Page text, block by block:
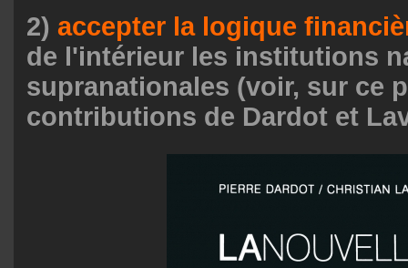
2) accepter la logique
de l'intérieur les institutions
supranationales (voir, sur ce
contributions de Dardot et